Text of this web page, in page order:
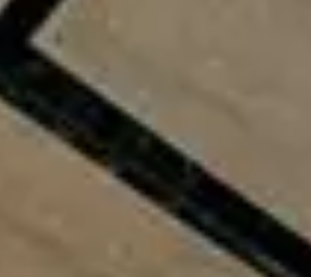
Акустические панели
Реечный потолок
Индивидуальные решения